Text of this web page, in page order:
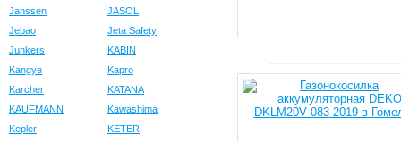
Janssen
JASOL
Jebao
Jeta Safety
Junkers
KABIN
Kangye
Kapro
Karcher
KATANA
KAUFMANN
Kawashima
Kepler
KETER